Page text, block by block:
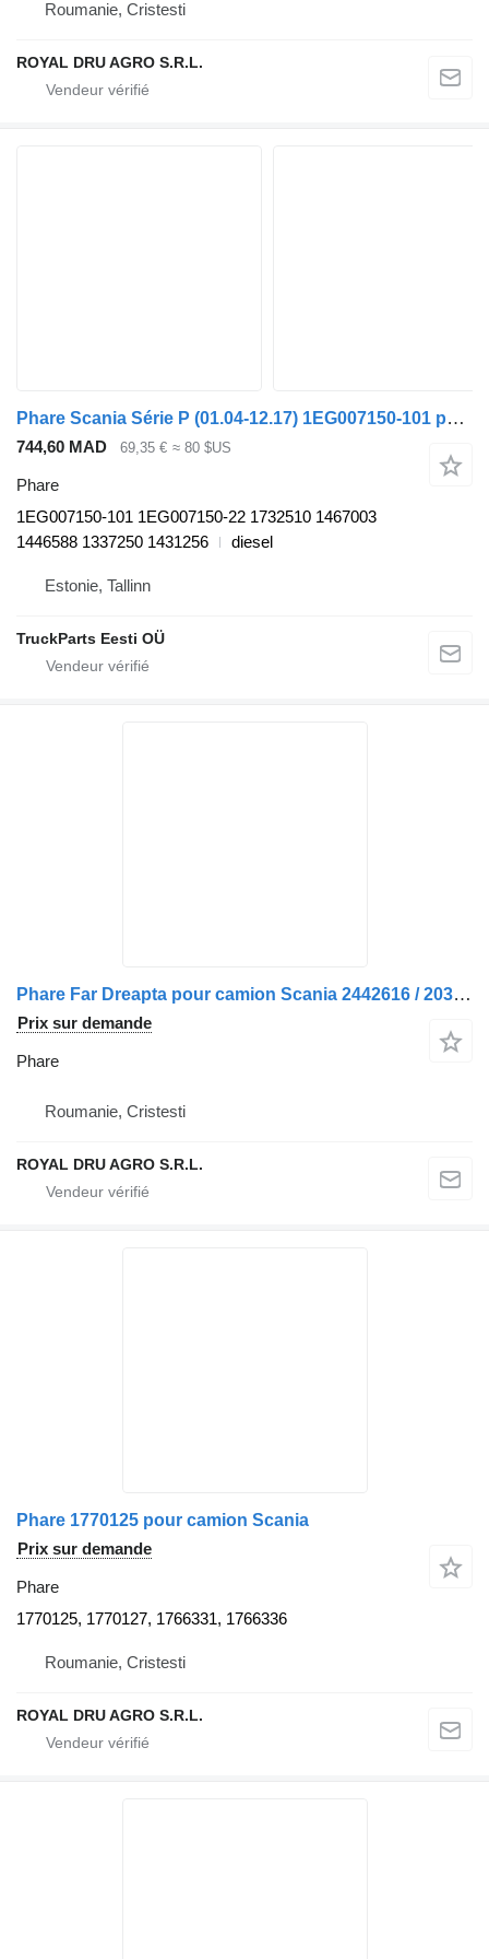
Roumanie, Cristesti
ROYAL DRU AGRO S.R.L.
Phare Scania Série P (01.04-12.17) 1EG007150-101 pour tracteur routier Scania P,G,R,T-series (2004-2017)
744,60 MAD 69,35 € ≈ 80 $US
Phare
1EG007150-101 1EG007150-22 1732510 1467003
1446588 1337250 1431256
diesel
Estonie, Tallinn
TruckParts Eesti OÜ
Phare Far Dreapta pour camion Scania 2442616 / 2039162
Prix sur demande
Phare
Roumanie, Cristesti
ROYAL DRU AGRO S.R.L.
Phare 1770125 pour camion Scania
Prix sur demande
Phare
1770125, 1770127, 1766331, 1766336
Roumanie, Cristesti
ROYAL DRU AGRO S.R.L.